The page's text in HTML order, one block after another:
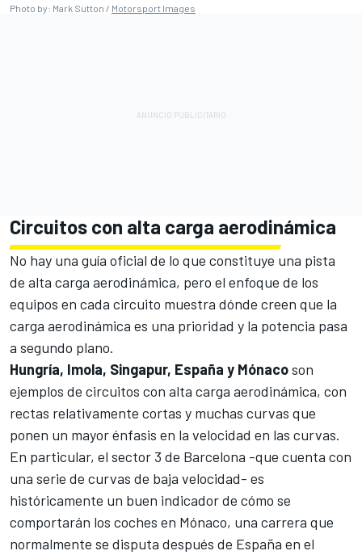
Photo by: Mark Sutton / Motorsport Images
Circuitos con alta carga aerodinámica
No hay una guía oficial de lo que constituye una pista
de alta carga aerodinámica, pero el enfoque de los
equipos en cada circuito muestra dónde creen que la
carga aerodinámica es una prioridad y la potencia pasa
a segundo plano.
Hungría, Imola, Singapur, España y Mónacoson
ejemplos de circuitos con alta carga aerodinámica, con
rectas relativamente cortas y muchas curvas que
ponen un mayor énfasis en la velocidad en las curvas.
En particular, el sector 3 de Barcelona -que cuenta con
una serie de curvas de baja velocidad- es
históricamente un buen indicador de cómo se
comportarán los coches en Mónaco, una carrera que
normalmente se disputa después de España en el